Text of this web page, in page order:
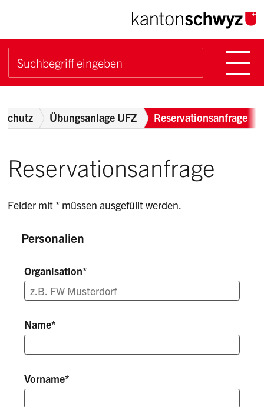
Navigieren im Kanton
Schnellnavigation
Suchbegriff
Breadcrumb
Übungsanlage UFZ Reservationsanfrage
Reservationsanfrage
Felder mit * müssen ausgefüllt werden.
Personalien
Organisation*
Name*
Vorname*